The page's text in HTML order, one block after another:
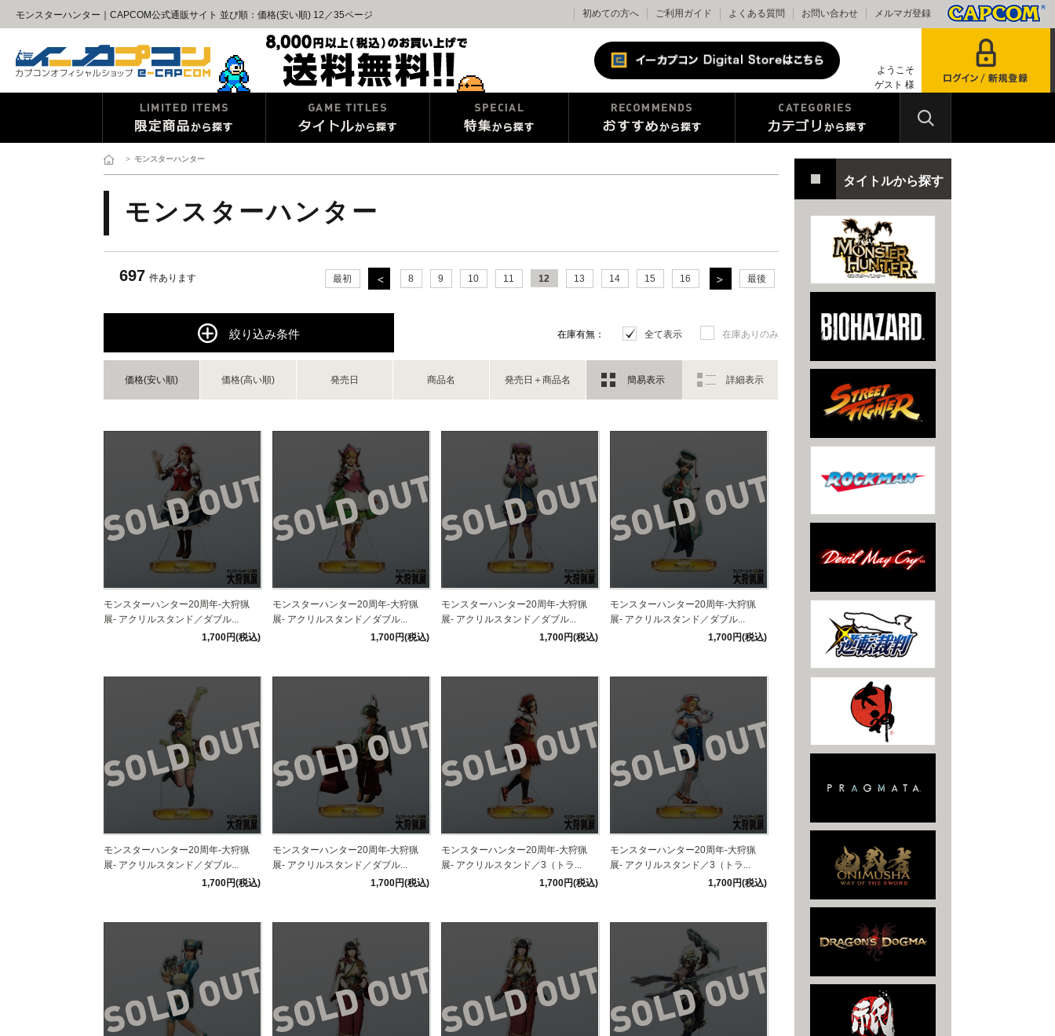
モンスターハンター｜CAPCOM公式通販サイト 並び順：価格(安い順) 12／35ページ 初めての方へ ご利用ガイド よくある質問 お問い合わせ メルマガ登録
ようこそ
ゲスト 様
> モンスターハンター
モンスターハンター
697 件あります 最初 8 9 10 11 12 13 14 15 16 最後
絞り込み条件 在庫有無： 全て表示 在庫ありのみ
価格(安い順) 価格(高い順) 発売日 商品名 発売日＋商品名 簡易表示 詳細表示
モンスターハンター20周年-大狩猟
展- アクリルスタンド／ダブル...
1,700円(税込)
モンスターハンター20周年-大狩猟
展- アクリルスタンド／ダブル...
1,700円(税込)
モンスターハンター20周年-大狩猟
展- アクリルスタンド／ダブル...
1,700円(税込)
モンスターハンター20周年-大狩猟
展- アクリルスタンド／ダブル...
1,700円(税込)
モンスターハンター20周年-大狩猟
展- アクリルスタンド／ダブル...
1,700円(税込)
モンスターハンター20周年-大狩猟
展- アクリルスタンド／ダブル...
1,700円(税込)
モンスターハンター20周年-大狩猟
展- アクリルスタンド／3（トラ...
1,700円(税込)
モンスターハンター20周年-大狩猟
展- アクリルスタンド／3（トラ...
1,700円(税込)
タイトルから探す